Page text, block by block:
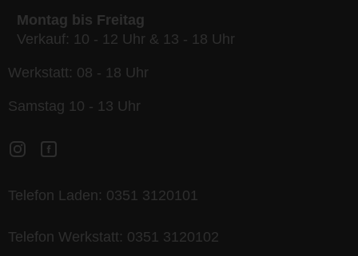
Montag bis Freitag
Verkauf: 10 - 12 Uhr & 13 - 18 Uhr
Werkstatt: 08 - 18 Uhr
Samstag 10 - 13 Uhr
Telefon Laden: 0351 3120101
Telefon Werkstatt: 0351 3120102